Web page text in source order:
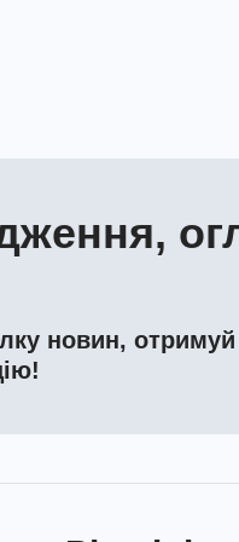
новин, отримуй